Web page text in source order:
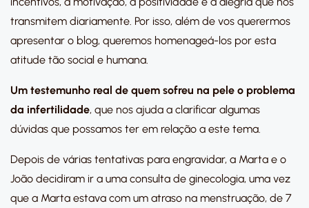
transmitem diariamente. Por isso, além de vos querermos
apresentar o blog, queremos homenageá-los por esta
atitude tão social e humana.
Um testemunho real de quem sofreu na pele o problema
da infertilidade, que nos ajuda a clarificar algumas
dúvidas que possamos ter em relação a este tema.
Depois de várias tentativas para engravidar, a Marta e o
João decidiram ir a uma consulta de ginecologia, uma vez
que a Marta estava com um atraso na menstruação, de 7